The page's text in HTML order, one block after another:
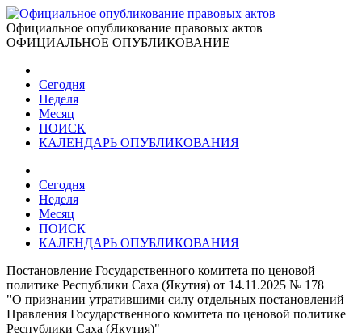
Официальное опубликование правовых актов
ОФИЦИАЛЬНОЕ ОПУБЛИКОВАНИЕ
Сегодня
Неделя
Месяц
ПОИСК
КАЛЕНДАРЬ ОПУБЛИКОВАНИЯ
Сегодня
Неделя
Месяц
ПОИСК
КАЛЕНДАРЬ ОПУБЛИКОВАНИЯ
Постановление Государственного комитета по ценовой
политике Республики Саха (Якутия) от 14.11.2025 № 178
"О признании утратившими силу отдельных постановлений
Правления Государственного комитета по ценовой политике
Республики Саха (Якутия)"